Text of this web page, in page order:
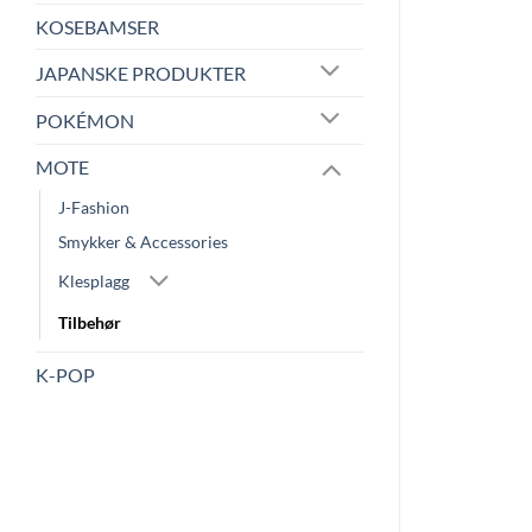
KOSEBAMSER
JAPANSKE PRODUKTER
POKÉMON
MOTE
J-Fashion
Smykker & Accessories
Klesplagg
Tilbehør
K-POP